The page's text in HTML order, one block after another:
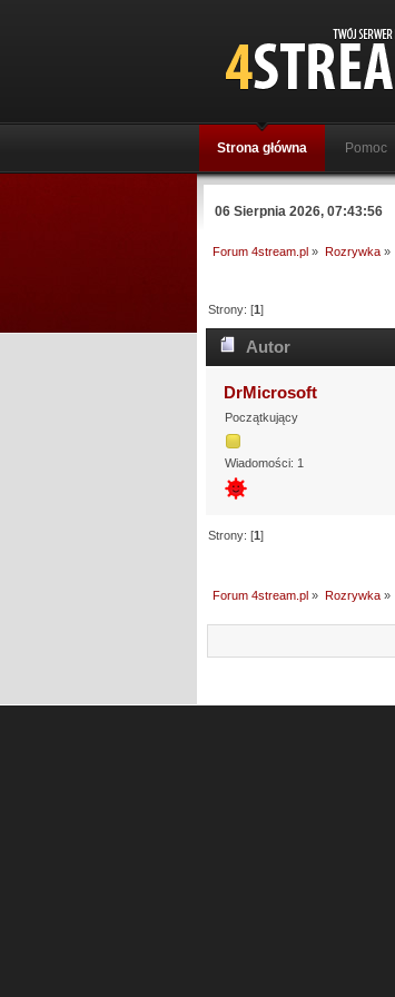
Strona główna Pomoc
06 Sierpnia 2026, 07:43:56
Forum 4stream.pl » Rozrywka»
Strony: [1]
Autor
DrMicrosoft
Początkujący
Wiadomości: 1
Strony: [1]
Forum 4stream.pl » Rozrywka»